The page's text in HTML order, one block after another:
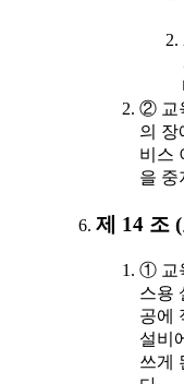
② 교
의 장
비스
을 중
제 14 조
① 교
스용
공에
설비
쓰게